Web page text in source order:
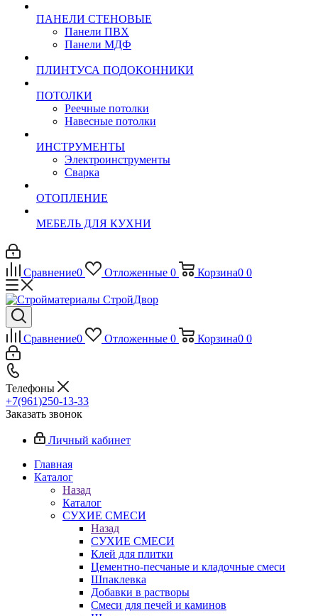
ПАНЕЛИ СТЕНОВЫЕ
Панели ПВХ
Панели МДФ
ПЛИНТУСА ПОДОКОННИКИ
ПОТОЛКИ
Реечные потолки
Навесные потолки
ИНСТРУМЕНТЫ
Электроинструменты
Сварка
ОТОПЛЕНИЕ
МЕБЕЛЬ ДЛЯ КУХНИ
Сравнение0 Отложенные 0 Корзина0 0
Сравнение0 Отложенные 0 Корзина0 0
Телефоны
+7(961)250-13-33
Заказать звонок
Личный кабинет
Главная
Каталог
Назад
Каталог
СУХИЕ СМЕСИ
Назад
СУХИЕ СМЕСИ
Клей для плитки
Цементно-песчаные и кладочные смеси
Шпаклевка
Добавки в растворы
Смеси для печей и каминов